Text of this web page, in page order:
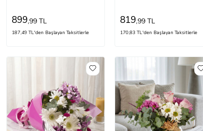
899,99 TL
187,49 TL'den Başlayan Taksitlerle
819,99 TL
170,83 TL'den Başlayan Taksitlerle